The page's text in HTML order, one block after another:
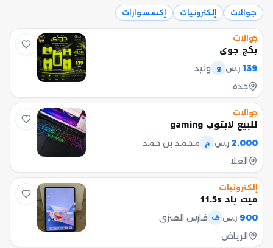
جوالات إلكترونيات إكسسوارات
جوالات
بكج جوي
139 ر.س و
وليد
جدة
جوالات
للبيع لابتوب gaming
2,000 ر.س م
محمد بن حمد
العلا
إلكترونيات
ميت باد 11.5s
900 ر.س ف فارس العنزي
الرياض